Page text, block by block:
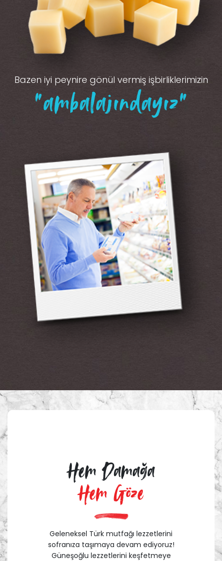
Bazen iyi peynire gönül vermiş işbirliklerimizin
“ambalajındayız”
Hem Damağa
Hem Göze
Geleneksel Türk mutfağı lezzetlerini
sofranıza taşımaya devam ediyoruz!
Güneşoğlu lezzetlerini keşfetmeye